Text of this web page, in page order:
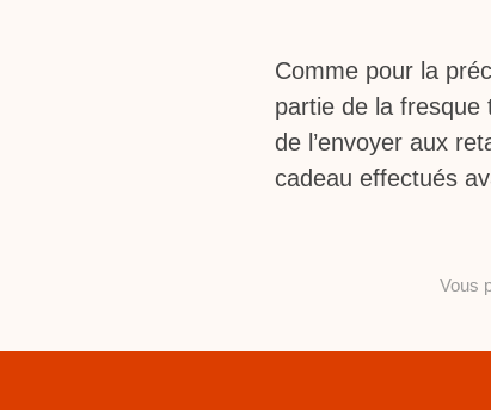
Comme pour la
partie de la fresque
de l’envoyer aux
cadeau effectués
Vous